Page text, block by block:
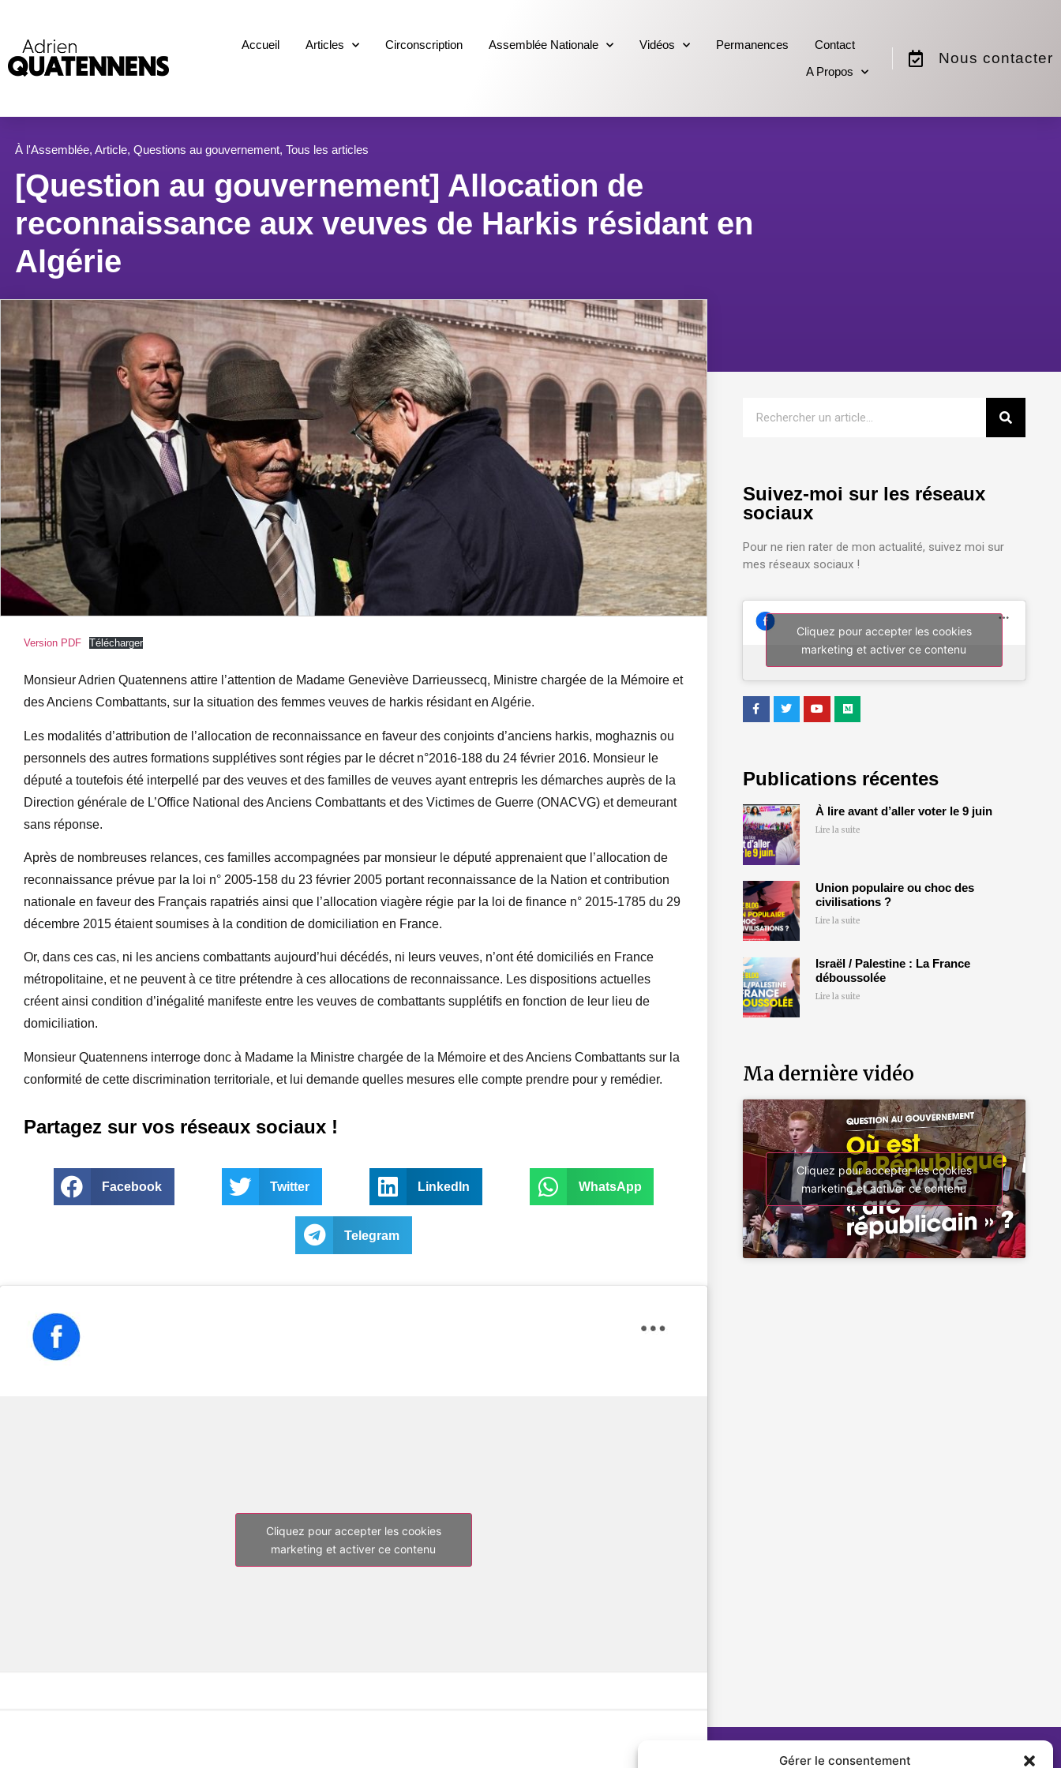
Gérer le consentement
Accueil Articles Circonscription Assemblée Nationale Vidéos Permanences
Contact
A Propos
Nous contacter
À l'Assemblée, Article, Questions au gouvernement, Tous les articles
[Question au gouvernement] Allocation de
reconnaissance aux veuves de Harkis résidant en
Algérie
Version PDF Télécharger
Monsieur Adrien Quatennens attire l’attention de Madame Geneviève Darrieussecq, Ministre chargée de la Mémoire et
des Anciens Combattants, sur la situation des femmes veuves de harkis résidant en Algérie.
Les modalités d’attribution de l’allocation de reconnaissance en faveur des conjoints d’anciens harkis, moghaznis ou
personnels des autres formations supplétives sont régies par le décret n°2016-188 du 24 février 2016. Monsieur le
député a toutefois été interpellé par des veuves et des familles de veuves ayant entrepris les démarches auprès de la
Direction générale de L’Office National des Anciens Combattants et des Victimes de Guerre (ONACVG) et demeurant
sans réponse.
Après de nombreuses relances, ces familles accompagnées par monsieur le député apprenaient que l’allocation de
reconnaissance prévue par la loi n° 2005-158 du 23 février 2005 portant reconnaissance de la Nation et contribution
nationale en faveur des Français rapatriés ainsi que l’allocation viagère régie par la loi de finance n° 2015-1785 du 29
décembre 2015 étaient soumises à la condition de domiciliation en France.
Or, dans ces cas, ni les anciens combattants aujourd’hui décédés, ni leurs veuves, n’ont été domiciliés en France
métropolitaine, et ne peuvent à ce titre prétendre à ces allocations de reconnaissance. Les dispositions actuelles
créent ainsi condition d’inégalité manifeste entre les veuves de combattants supplétifs en fonction de leur lieu de
domiciliation.
Monsieur Quatennens interroge donc à Madame la Ministre chargée de la Mémoire et des Anciens Combattants sur la
conformité de cette discrimination territoriale, et lui demande quelles mesures elle compte prendre pour y remédier.
Partagez sur vos réseaux sociaux !
Facebook Twitter LinkedIn WhatsApp
Telegram
Cliquez pour accepter les cookies
marketing et activer ce contenu
Suivez-moi sur les réseaux
sociaux
Pour ne rien rater de mon actualité, suivez moi sur
mes réseaux sociaux !
Cliquez pour accepter les cookies
marketing et activer ce contenu
Publications récentes
À lire avant d’aller voter le 9 juin
Lire la suite
Union populaire ou choc des
civilisations ?
Lire la suite
Israël / Palestine : La France
déboussolée
Lire la suite
Ma dernière vidéo
Cliquez pour accepter les cookies
marketing et activer ce contenu